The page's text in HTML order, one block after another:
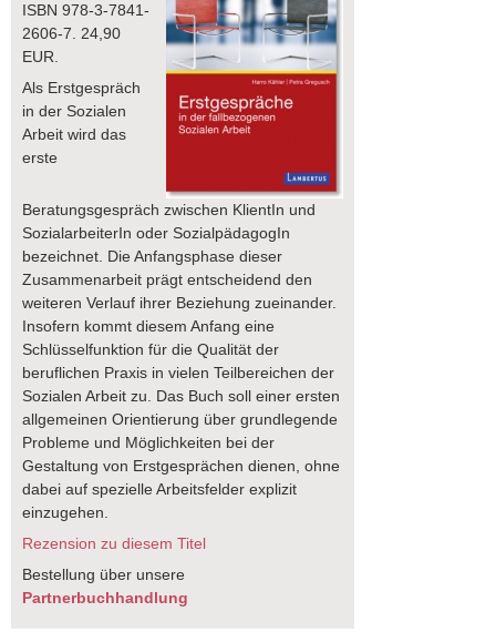
ISBN 978-3-7841-
2606-7. 24,90
EUR.
Als Erstgespräch
in der Sozialen
Arbeit wird das
erste
Beratungsgespräch zwischen KlientIn und
SozialarbeiterIn oder SozialpädagogIn
bezeichnet. Die Anfangsphase dieser
Zusammenarbeit prägt entscheidend den
weiteren Verlauf ihrer Beziehung zueinander.
Insofern kommt diesem Anfang eine
Schlüsselfunktion für die Qualität der
beruflichen Praxis in vielen Teilbereichen der
Sozialen Arbeit zu. Das Buch soll einer ersten
allgemeinen Orientierung über grundlegende
Probleme und Möglichkeiten bei der
Gestaltung von Erstgesprächen dienen, ohne
dabei auf spezielle Arbeitsfelder explizit
einzugehen.
Rezension zu diesem Titel
Bestellung über unsere
Partnerbuchhandlung